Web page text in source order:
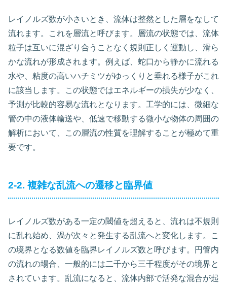
レイノルズ数が小さいとき、流体は整然とした層をなして
流れます。これを層流と呼びます。層流の状態では、流体
粒子は互いに混ざり合うことなく規則正しく運動し、滑ら
かな流れが形成されます。例えば、蛇口から静かに流れる
水や、粘度の高いハチミツがゆっくりと垂れる様子がこれ
に該当します。この状態ではエネルギーの損失が少なく、
予測が比較的容易な流れとなります。工学的には、微細な
管の中の液体輸送や、低速で移動する微小な物体の周囲の
解析において、この層流の性質を理解することが極めて重
要です。
2-2. 複雑な乱流への遷移と臨界値
レイノルズ数がある一定の閾値を超えると、流れは不規則
に乱れ始め、渦が次々と発生する乱流へと変化します。こ
の境界となる数値を臨界レイノルズ数と呼びます。円管内
の流れの場合、一般的には二千から三千程度がその境界と
されています。乱流になると、流体内部で活発な混合が起